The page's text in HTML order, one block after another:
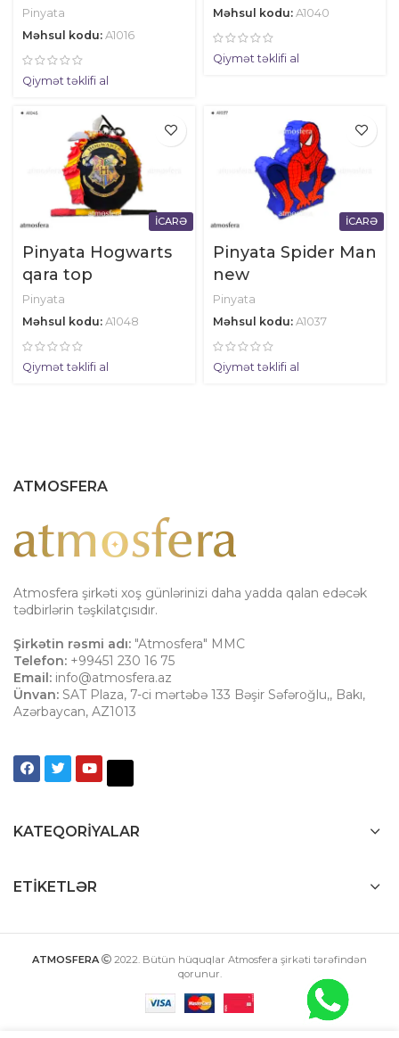
Pinyata
Məhsul kodu: A1016
Qiymət təklifi al
Məhsul kodu: A1040
Qiymət təklifi al
İCARƏ
Pinyata Hogwarts
qara top
Pinyata
Məhsul kodu: A1048
Qiymət təklifi al
İCARƏ
Pinyata Spider Man
new
Pinyata
Məhsul kodu: A1037
Qiymət təklifi al
ATMOSFERA
Atmosfera şirkəti xoş günlərinizi daha yadda qalan edəcək
tədbirlərin təşkilatçısıdır.
Şirkətin rəsmi adı: "Atmosfera" MMC
Telefon: +99451 230 16 75
Email: info@atmosfera.az
Ünvan: SAT Plaza, 7-ci mərtəbə 133 Bəşir Səfəroğlu,, Bakı,
Azərbaycan, AZ1013
KATEQORIYALAR
ETIKETLƏR
ATMOSFERA 2022. Bütün hüquqlar Atmosfera şirkəti tərəfindən
qorunur.